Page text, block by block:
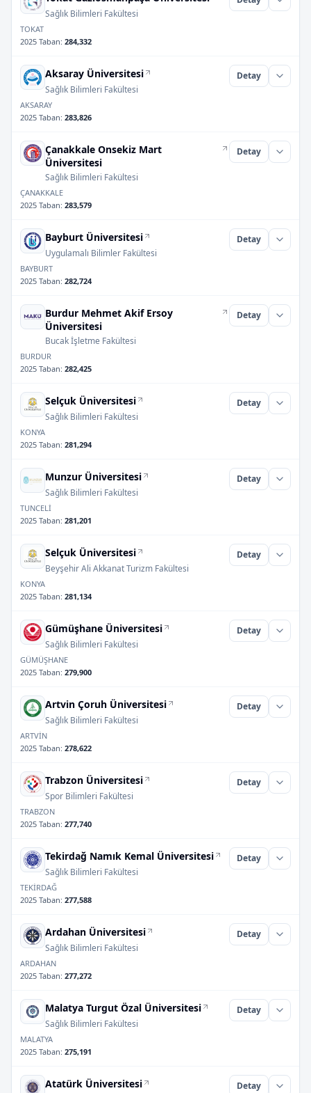
Sağlık Bilimleri Fakültesi
TOKAT
2025 Taban: 284,332
Aksaray Üniversitesi
Sağlık Bilimleri Fakültesi
Detay
AKSARAY
2025 Taban: 283,826
Çanakkale Onsekiz Mart
Üniversitesi
Sağlık Bilimleri Fakültesi
Detay
ÇANAKKALE
2025 Taban: 283,579
Bayburt Üniversitesi
Uygulamalı Bilimler Fakültesi
Detay
BAYBURT
2025 Taban: 282,724
Burdur Mehmet Akif Ersoy
Üniversitesi
Bucak İşletme Fakültesi
Detay
BURDUR
2025 Taban: 282,425
Selçuk Üniversitesi
Sağlık Bilimleri Fakültesi
Detay
KONYA
2025 Taban: 281,294
Munzur Üniversitesi
Sağlık Bilimleri Fakültesi
Detay
TUNCELİ
2025 Taban: 281,201
Selçuk Üniversitesi
Beyşehir Ali Akkanat Turizm Fakültesi
Detay
KONYA
2025 Taban: 281,134
Gümüşhane Üniversitesi
Sağlık Bilimleri Fakültesi
Detay
GÜMÜŞHANE
2025 Taban: 279,900
Artvin Çoruh Üniversitesi
Sağlık Bilimleri Fakültesi
Detay
ARTVİN
2025 Taban: 278,622
Trabzon Üniversitesi
Spor Bilimleri Fakültesi
Detay
TRABZON
2025 Taban: 277,740
Tekirdağ Namık Kemal Üniversitesi
Sağlık Bilimleri Fakültesi
Detay
TEKİRDAĞ
2025 Taban: 277,588
Ardahan Üniversitesi
Sağlık Bilimleri Fakültesi
Detay
ARDAHAN
2025 Taban: 277,272
Malatya Turgut Özal Üniversitesi
Sağlık Bilimleri Fakültesi
Detay
MALATYA
2025 Taban: 275,191
Atatürk Üniversitesi Detay